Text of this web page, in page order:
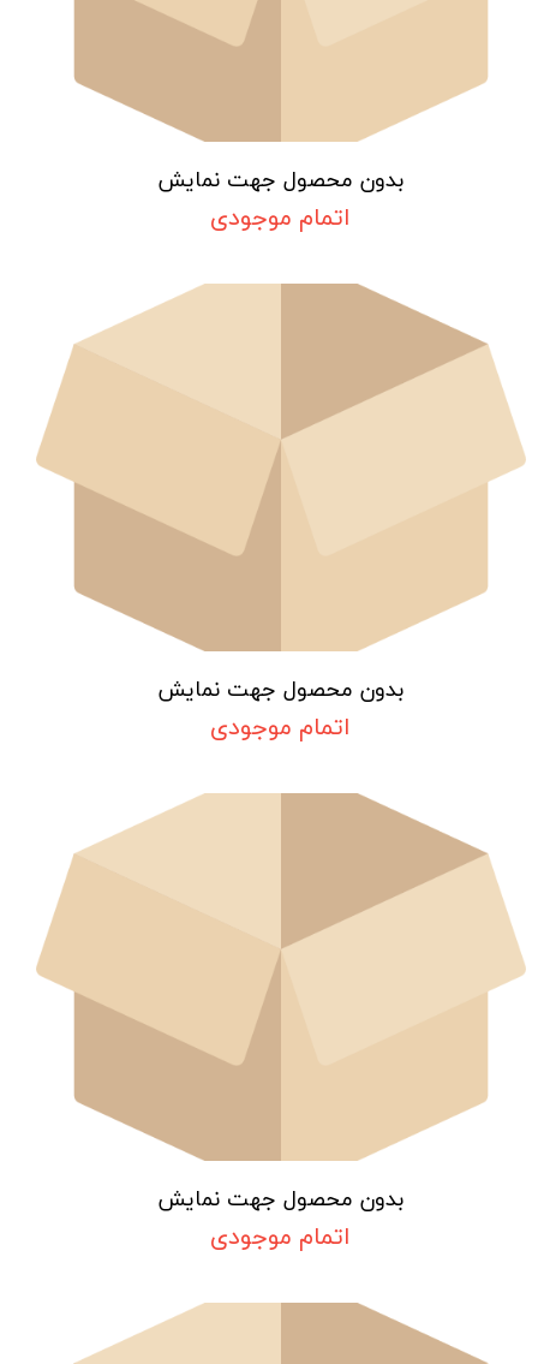
بدون محصول جهت نمایش
اتمام موجودی
بدون محصول جهت نمایش
اتمام موجودی
بدون محصول جهت نمایش
اتمام موجودی